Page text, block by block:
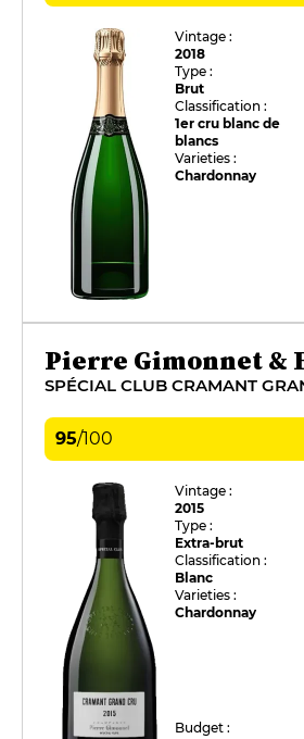
Vintage :
2018
Type :
Brut
Classification :
1er cru blanc de
blancs
Varieties :
Chardonnay
Pierre Gimonnet &
SPÉCIAL CLUB CRAMANT
95/100
Vintage :
2015
Type :
Extra-brut
Classification :
Blanc
Varieties :
Chardonnay
Budget :